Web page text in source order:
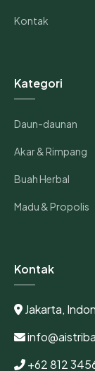
Kontak
Kategori
Daun-daunan
Akar & Rimpang
Buah Herbal
Madu & Propolis
Kontak
Jakarta,
+62 812